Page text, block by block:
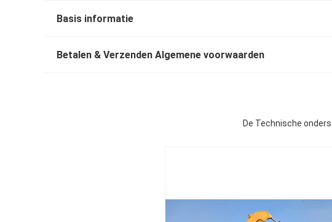
Basis informatie
Betalen & Verzenden Algemene voorwaarden
De Technische